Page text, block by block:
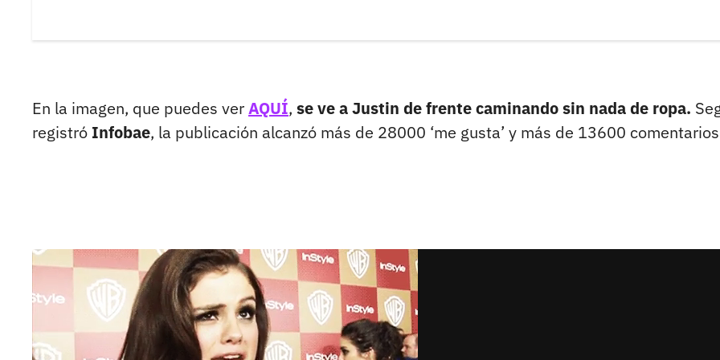
En la imagen, que puedes verAQUÍ, se ve a Justin de frente caminando sin nada de ropa.
registró Infobae, la publicación alcanzó más de 28000 ‘me gusta’ y más de 13600